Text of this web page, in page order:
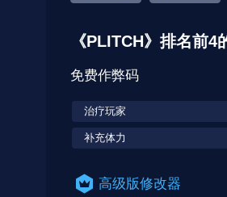
《PLITCH》排名前4
免费作弊码
治疗玩家
补充体力
高级版修改器